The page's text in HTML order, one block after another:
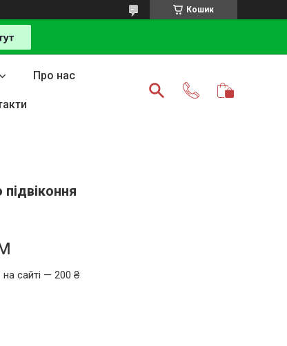
Кошик
Про нас
сайті — 200 ₴